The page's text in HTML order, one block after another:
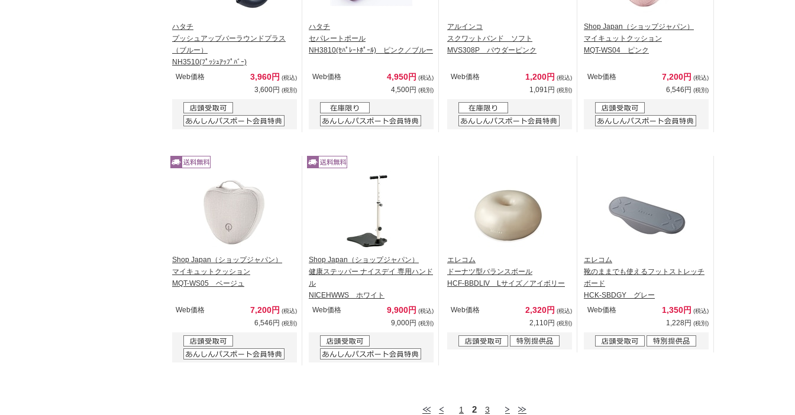
ハタチ
プッシュアップバーラウンドプラス
（ブルー）
NH3510(ﾌﾟｯｼｭｱｯﾌﾟﾊﾞｰ)
Web価格
3,960円 (税込)
3,600円 (税別)
ハタチ
セパレートポール
NH3810(ｾﾊﾟﾚｰﾄﾎﾟｰﾙ) ピンク／ブルー
Web価格 4,950円 (税込)
4,500円 (税別)
アルインコ
スクワットバンド ソフト
MVS308P パウダーピンク
Web価格 1,200円 (税込)
1,091円 (税別)
Shop Japan（ショップジャパン）
マイキュットクッション
MQT-WS04 ピンク
Web価格 7,200円 (税込)
6,546円 (税別)
Shop Japan（ショップジャパン）
マイキュットクッション
MQT-WS05 ベージュ
Web価格 7,200円 (税込)
6,546円 (税別)
Shop Japan（ショップジャパン）
健康ステッパー ナイスデイ 専用ハンド
ル
NICEHWWS ホワイト
Web価格
9,900円 (税込)
9,000円 (税別)
エレコム
ドーナツ型バランスボール
HCF-BBDLIV Lサイズ／アイボリー
Web価格 2,320円 (税込)
2,110円 (税別)
エレコム
靴のままでも使えるフットストレッチ
ボード
HCK-SBDGY グレー
Web価格
1,350円 (税込)
1,228円 (税別)
1 2 3